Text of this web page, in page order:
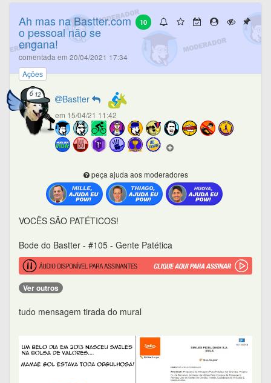
10
Ah mas na Bastter.com
o pessoal não se
engana!
comentada em 20/04/2021 17:34
Ações
Bastter
em 15/04/21 11:42
peça ajuda aos moderadores
VOCÊS SÃO PATÉTICOS!
Bode do Bastter - #105 - Gente Patética
Ver outros
tudo mensagem tirada do mural